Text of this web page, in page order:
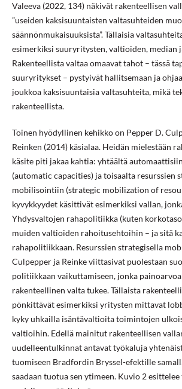
Valeeva (2022, 134) näkivät rakenteellisen
”useiden kaksisuuntaisten valtasuhteiden
säännönmukaisuuksista”. Tällaisia
esimerkiksi suuryritysten, valtioiden, median
Rakenteellista valtaa omaavat tahot – tässä
suuryritykset – pystyivät hallitsemaan ja
joukkoa kaksisuuntaisia valtasuhteita, mikä
rakenteellista.
Toinen hyödyllinen kehikko on Pepper D.
Reinken (2014) käsialaa. Heidän mielestään
käsite piti jakaa kahtia: yhtäältä
(automatic capacities) ja toisaalta resurssien
mobilisointiin (strategic mobilization of
kyvykkyydet käsittivät esimerkiksi vallan,
Yhdysvaltojen rahapolitiikka (kuten
muiden valtioiden rahoitusehtoihin – ja sitä
rahapolitiikkaan. Resurssien strategisella
Culpepper ja Reinke viittasivat puolestaan
politiikkaan vaikuttamiseen, jonka
rakenteellinen valta tukee. Tällaista
pönkittävät esimerkiksi yritysten mittavat
kyky uhkailla isäntävaltioita toimintojen
valtioihin. Edellä mainitut rakenteellisen
uudelleentulkinnat antavat työkaluja
tuomiseen Bradfordin Bryssel-efektille
saadaan tuotua sen ytimeen. Kuvio 2 esittelee